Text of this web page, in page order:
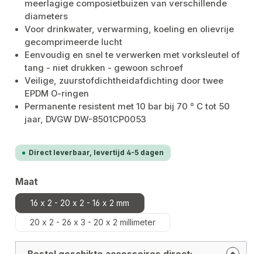
meerlagige composietbuizen van verschillende
diameters
Voor drinkwater, verwarming, koeling en olievrije
gecomprimeerde lucht
Eenvoudig en snel te verwerken met vorksleutel of
tang - niet drukken - gewoon schroef
Veilige, zuurstofdichtheidafdichting door twee
EPDM O-ringen
Permanente resistent met 10 bar bij 70 ° C tot 50
jaar, DVGW DW-8501CP0053
Direct leverbaar, levertijd 4-5 dagen
Selecteer
Maat
16 x 2 - 20 x 2 - 16 x 2 mm
20 x 2 - 26 x 3 - 20 x 2 millimeter